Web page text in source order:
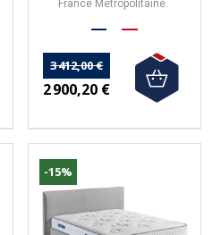
France Métropolitaine.
3 412,00 €
2 900,20 €
-15%